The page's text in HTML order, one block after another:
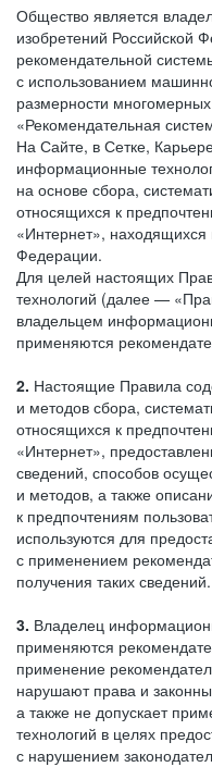
Общество является
изобретений Российской
рекомендательной
с использованием
размерности
«Рекомендательная
На Сайте, в Сетке,
информационные
на основе сбора,
относящихся к
«Интернет», находящихся
Федерации.
Для целей настоящих
технологий (далее —
владельцем
применяются
2. Настоящие Правила
и методов сбора,
относящихся к
«Интернет»,
сведений, способов
и методов, а также
к предпочтениям
используются для
с применением
получения таких сведений.
3. Владелец
применяются
применение
нарушают права и
а также не допускает
технологий в целях
с нарушением